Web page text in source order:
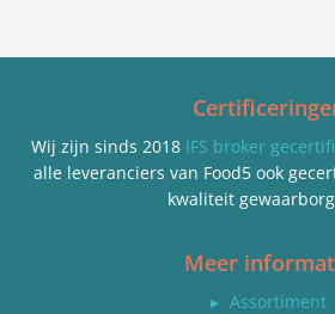
Wij zijn sinds 2018 IFS broker
alle leveranciers van Food5 ook
kwaliteit
Meer
▸ Assortiment